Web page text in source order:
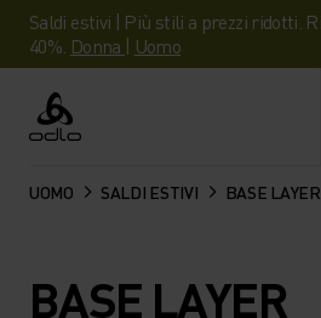
Saldi estivi | Più stili a prezzi ridotti.
40%. Donna | Uomo
Odlo
UOMO SALDI ESTIVI BASE LAYER
BASE LAYER